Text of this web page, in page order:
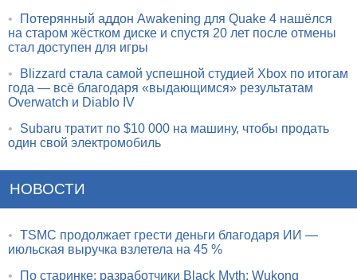
•
Потерянный аддон Awakening для Quake 4 нашёлся
на старом жёстком диске и спустя 20 лет после отмены
стал доступен для игры
•
Blizzard стала самой успешной студией Xbox по итогам
года — всё благодаря «выдающимся» результатам
Overwatch и Diablo IV
•
Subaru тратит по $10 000 на машину, чтобы продать
один свой электромобиль
НОВОСТИ
• TSMC продолжает грести деньги благодаря ИИ —
июльская выручка взлетела на 45 %
•
По старинке: разработчики Black Myth: Wukong